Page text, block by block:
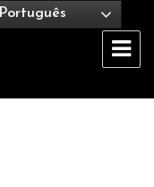
Português